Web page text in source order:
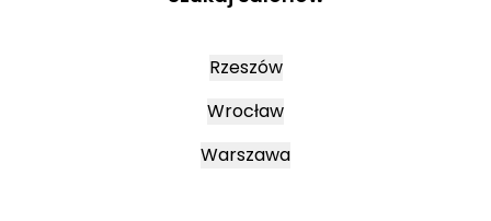
Rzeszów
Wrocław
Warszawa